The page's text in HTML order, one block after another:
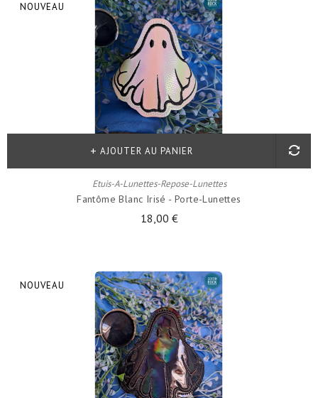
NOUVEAU
Etuis-A-Lunettes-Repose-Lunettes
Fantôme Blanc Irisé - Porte-Lunettes
18,00 €
AJOUTER AU PANIER
NOUVEAU